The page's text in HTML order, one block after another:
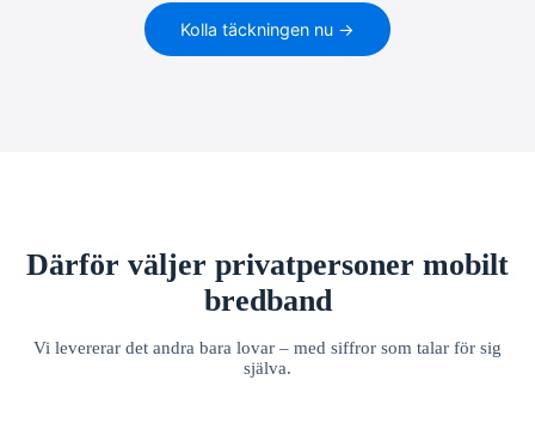
Kolla täckningen nu →
Därför väljer privatpersoner mobilt
bredband
Vi levererar det andra bara lovar – med siffror som talar för sig
själva.